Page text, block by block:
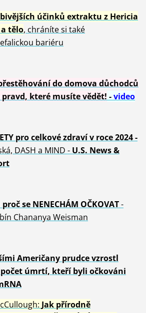
účinků extraktu z Hericia
tělo, chráníte si také
bariéru
do domova důchodců
pravd, které musíte vědět! -video
pro celkové zdraví v roce 2024 -
DASH a MIND - U.S. News &
proč se NENECHÁM OČKOVAT-
Chananya Weisman
Američany prudce vzrostl
úmrtí, kteří byli očkováni
Jak přírodně